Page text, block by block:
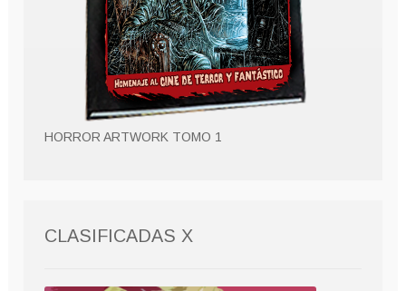
HORROR ARTWORK TOMO 1
CLASIFICADAS X